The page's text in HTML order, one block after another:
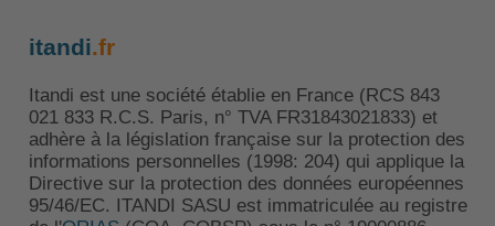
itandi.fr
Itandi est une société établie en France (RCS 843
021 833 R.C.S. Paris, n° TVA FR31843021833) et
adhère à la législation française sur la protection des
informations personnelles (1998: 204) qui applique la
Directive sur la protection des données européennes
95/46/EC. ITANDI SASU est immatriculée au registre